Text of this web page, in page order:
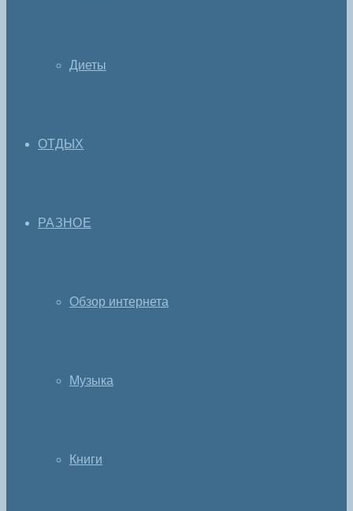
Диеты
ОТДЫХ
РАЗНОЕ
Обзор интернета
Музыка
Книги